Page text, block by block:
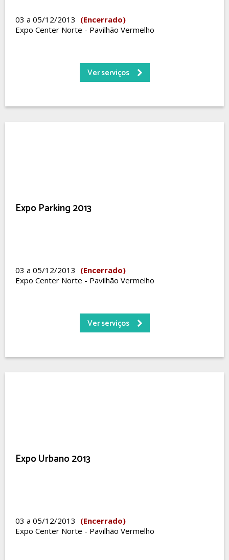
03 a 05/12/2013 (Encerrado)
Expo Center Norte - Pavilhão Vermelho
Ver serviços
Expo Parking 2013
03 a 05/12/2013 (Encerrado)
Expo Center Norte - Pavilhão Vermelho
Ver serviços
Expo Urbano 2013
03 a 05/12/2013 (Encerrado)
Expo Center Norte - Pavilhão Vermelho